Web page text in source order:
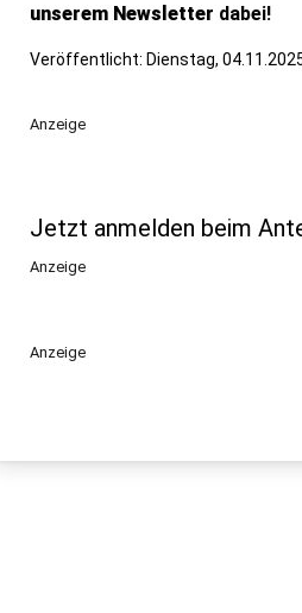
unserem Newsletter dabei!
Veröffentlicht: Dienstag,
Anzeige
Jetzt anmelden beim
Anzeige
Anzeige